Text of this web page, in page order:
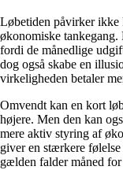
Løbetiden påvirker ikke
økonomiske
fordi de månedlige
dog også skabe en
virkeligheden betaler
Omvendt kan en kort
højere. Men den kan
mere aktiv styring af
giver en stærkere
gælden falder måned for